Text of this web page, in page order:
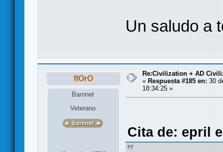
Un saludo a
flOrO
Baronet
Veterano
Re:Civilization + AD
« Respuesta #185 en: 30
18:34:25 »
Cita de: epril